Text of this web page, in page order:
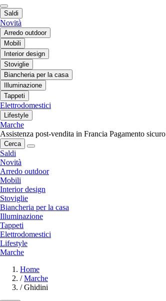
Saldi
Novità
Arredo outdoor
Mobili
Interior design
Stoviglie
Biancheria per la casa
Illuminazione
Tappeti
Elettrodomestici
Lifestyle
Marche
Assistenza post-vendita in Francia Pagamento sicuro
Cerca
Saldi
Novità
Arredo outdoor
Mobili
Interior design
Stoviglie
Biancheria per la casa
Illuminazione
Tappeti
Elettrodomestici
Lifestyle
Marche
Home
/ Marche
/ Ghidini